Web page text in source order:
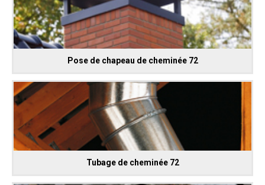
Pose de chapeau de cheminée 72
Tubage de cheminée 72